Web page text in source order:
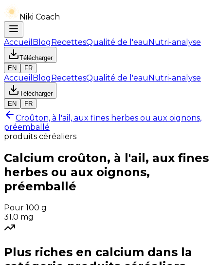
Niki Coach
Accueil BlogRecettesQualité de l'eauNutri-analyse
Télécharger
EN
FR
Accueil BlogRecettesQualité de l'eauNutri-analyse
Télécharger
EN
FR
Croûton, à l'ail, aux fines herbes ou aux oignons,
préemballé
produits céréaliers
Calcium croûton, à l'ail, aux fines
herbes ou aux oignons,
préemballé
Pour 100 g
31.0 mg
Plus riches en calcium dans la